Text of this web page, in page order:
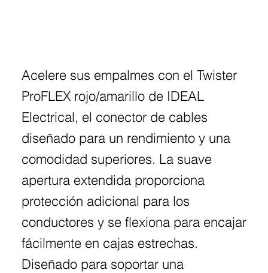
Acelere sus empalmes con el Twister
ProFLEX rojo/amarillo de IDEAL
Electrical, el conector de cables
diseñado para un rendimiento y una
comodidad superiores. La suave
apertura extendida proporciona
protección adicional para los
conductores y se flexiona para encajar
fácilmente en cajas estrechas.
Diseñado para soportar una